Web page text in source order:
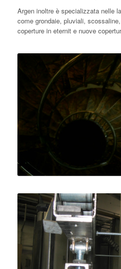
Argen inoltre è specializzata nelle
come grondaie, pluviali,
coperture in eternit e nuove